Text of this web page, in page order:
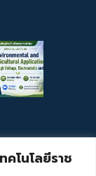
โนโลยีราช